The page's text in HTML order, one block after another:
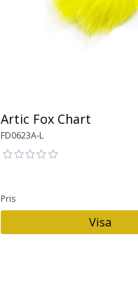
Artic Fox Chart
FD0623A-L
Pris
Visa